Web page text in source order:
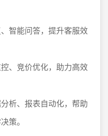
智能问答，提升客服效
、竞价优化，助力高效
析、报表自动化，帮助
策。